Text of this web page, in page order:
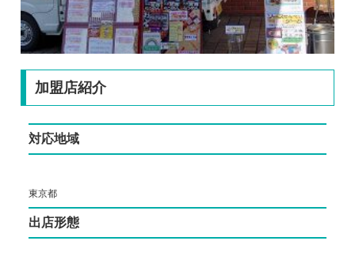
加盟店紹介
対応地域
東京都
出店形態